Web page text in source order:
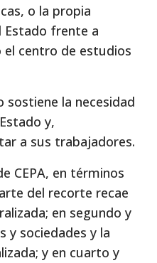
o la propia
Estado frente a
el centro de estudios
sostiene la necesidad
y,
a sus trabajadores.
CEPA, en términos
del recorte recae
en segundo y
y sociedades y la
y en cuarto y